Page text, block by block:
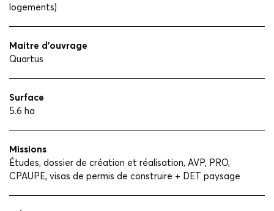
logements)
Maitre d'ouvrage
Quartus
Surface
5.6 ha
Missions
Études, dossier de création et réalisation, AVP, PRO,
CPAUPE, visas de permis de construire + DET paysage